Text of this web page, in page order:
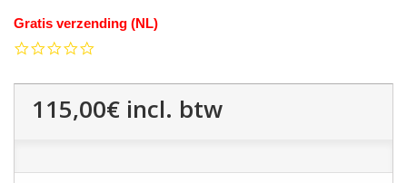
Gratis verzending (NL)
115,00€ incl. btw